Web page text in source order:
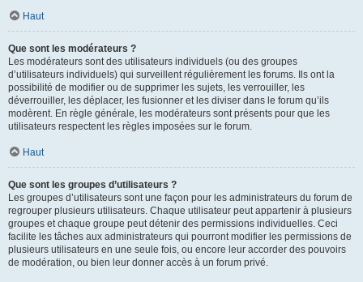
Haut
Que sont les modérateurs ?
Les modérateurs sont des utilisateurs individuels (ou des groupes
d’utilisateurs individuels) qui surveillent régulièrement les forums. Ils ont la
possibilité de modifier ou de supprimer les sujets, les verrouiller, les
déverrouiller, les déplacer, les fusionner et les diviser dans le forum qu’ils
modèrent. En règle générale, les modérateurs sont présents pour que les
utilisateurs respectent les règles imposées sur le forum.
Haut
Que sont les groupes d’utilisateurs ?
Les groupes d’utilisateurs sont une façon pour les administrateurs du forum de
regrouper plusieurs utilisateurs. Chaque utilisateur peut appartenir à plusieurs
groupes et chaque groupe peut détenir des permissions individuelles. Ceci
facilite les tâches aux administrateurs qui pourront modifier les permissions de
plusieurs utilisateurs en une seule fois, ou encore leur accorder des pouvoirs
de modération, ou bien leur donner accès à un forum privé.